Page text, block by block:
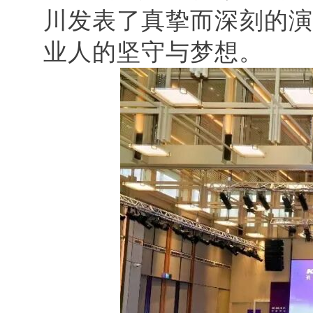
川发表了真挚而深刻的
业人的坚守与梦想。